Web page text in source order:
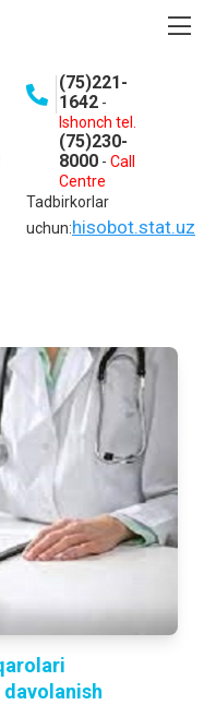
(75)221-
1642 -
Ishonch tel.
(75)230-
8000 - Call
Centre
Tadbirkorlar
uchun:hisobot.stat.uz
davolanish